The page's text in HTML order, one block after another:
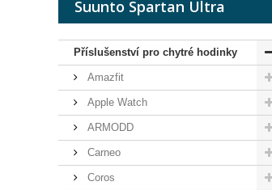
Suunto Spartan Ultra
Příslušenství pro chytré hodinky
Amazfit
Apple Watch
ARMODD
Carneo
Coros